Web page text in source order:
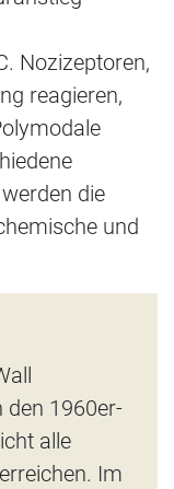
Nozizeptoren,
reagieren,
die
und
den 1960er-
alle
Im